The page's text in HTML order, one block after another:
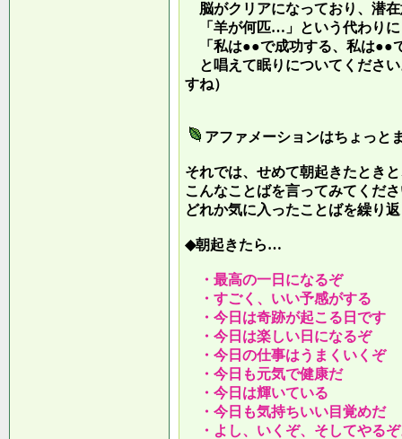
脳がクリアになっており、潜
「羊が何匹…」という代わりに
「私は●●で成功する、私は●●
と唱えて眠りについてくださ
すね）
アファメーションはちょっと
それでは、せめて朝起きたとき
こんなことばを言ってみてくだ
どれか気に入ったことばを繰り
◆朝起きたら…
・最高の一日になるぞ
・すごく、いい予感がする
・今日は奇跡が起こる日です
・今日は楽しい日になるぞ
・今日の仕事はうまくいくぞ
・今日も元気で健康だ
・今日は輝いている
・今日も気持ちいい目覚めだ
・よし、いくぞ、そしてやる